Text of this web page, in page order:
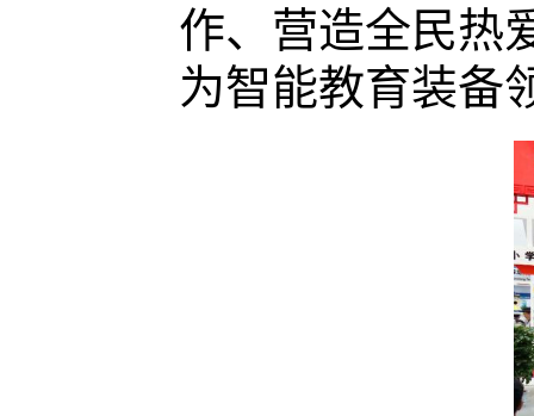
作、营造全民热
为智能教育装备